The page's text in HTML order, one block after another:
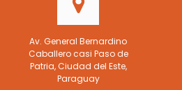
Av. General Bernardino
Caballero casi Paso de
Patria, Ciudad del Este,
Paraguay